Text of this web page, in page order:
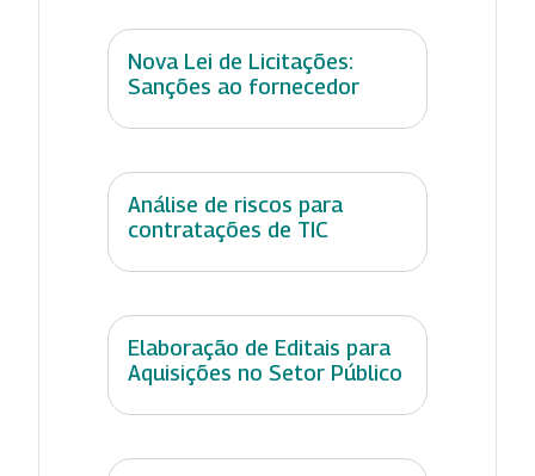
Nova Lei de Licitações:
Sanções ao fornecedor
Análise de riscos para
contratações de TIC
Elaboração de Editais para
Aquisições no Setor Público